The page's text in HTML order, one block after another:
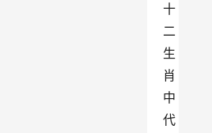
十
二
生
肖
中
代